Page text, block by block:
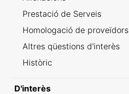
Prestació de Serveis
Homologació de proveïdors
Altres qüestions d'interès
Històric
D'interès